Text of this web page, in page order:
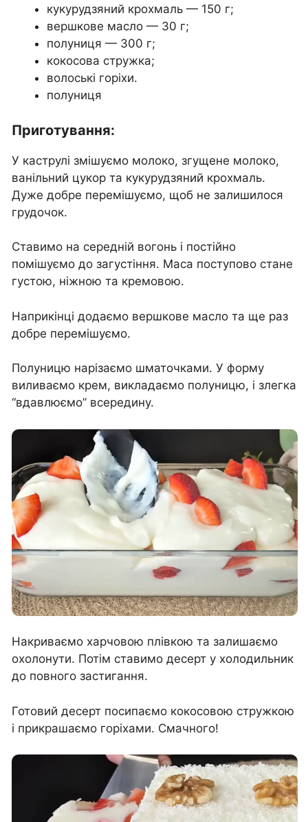
кукурудзяний крохмаль — 150 г;
вершкове масло — 30 г;
полуниця — 300 г;
кокосова стружка;
волоські горіхи.
полуниця
Приготування:
У каструлі змішуємо молоко, згущене молоко,
ванільний цукор та кукурудзяний крохмаль.
Дуже добре перемішуємо, щоб не залишилося
грудочок.
Ставимо на середній вогонь і постійно
помішуємо до загустіння. Маса поступово стане
густою, ніжною та кремовою.
Наприкінці додаємо вершкове масло та ще раз
добре перемішуємо.
Полуницю нарізаємо шматочками. У форму
виливаємо крем, викладаємо полуницю, і злегка
“вдавлюємо” всередину.
Накриваємо харчовою плівкою та залишаємо
охолонути. Потім ставимо десерт у холодильник
до повного застигання.
Готовий десерт посипаємо кокосовою стружкою
і прикрашаємо горіхами. Смачного!